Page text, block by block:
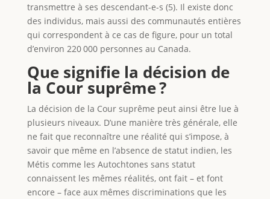
transmettre à ses descendant-e-s (5). Il existe donc
des individus, mais aussi des communautés entières
qui correspondent à ce cas de figure, pour un total
d’environ 220 000 personnes au Canada.
Que signifie la décision de
la Cour suprême ?
La décision de la Cour suprême peut ainsi être lue à
plusieurs niveaux. D’une manière très générale, elle
ne fait que reconnaître une réalité qui s’impose, à
savoir que même en l’absence de statut indien, les
Métis comme les Autochtones sans statut
connaissent les mêmes réalités, ont fait – et font
encore – face aux mêmes discriminations que les